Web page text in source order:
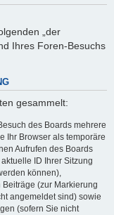
„der
Ihres Foren-Besuchs
gesammelt:
des Boards mehrere
Ihr Browser als temporäre
Aufrufen des Boards
ID Ihrer Sitzung
können),
(zur Markierung
angemeldet sind) sowie
(sofern Sie nicht